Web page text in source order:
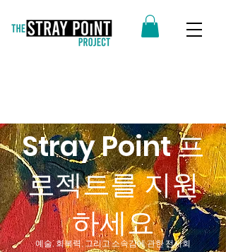
예술, 회복력, 그리고 소속감에 관한 전시회
Stray Point 프
로젝트를 지원
하세요